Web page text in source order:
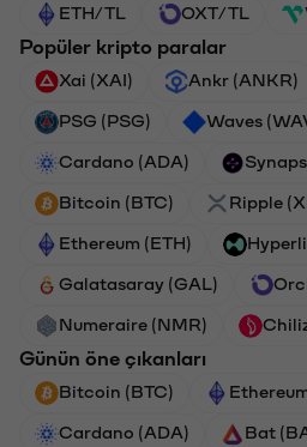
ETH/TL OXT/TL
Popüler kripto paralar
Xai (XAI) Ankr (ANKR)
PSG (PSG) Waves
Cardano (ADA)
Bitcoin (BTC) Ripple
Ethereum (ETH)
Galatasaray (GAL)
Numeraire (NMR)
Günün öne çıkanları
Bitcoin (BTC)
Cardano (ADA) Bat